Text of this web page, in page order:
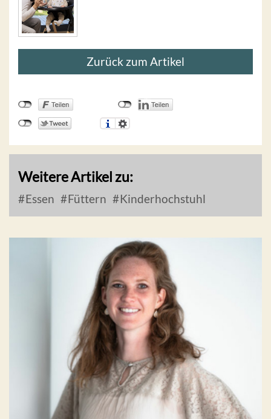
Zurück zum Artikel
Weitere Artikel zu:
Essen Füttern Kinderhochstuhl